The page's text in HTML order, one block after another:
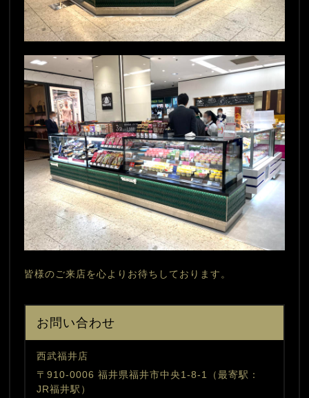
皆様のご来店を心よりお待ちしております。
お問い合わせ
西武福井店
〒910-0006 福井県福井市中央1-8-1（最寄駅：
JR福井駅）